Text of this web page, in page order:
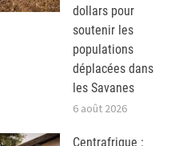
dollars pour
soutenir les
populations
déplacées dans
les Savanes
6 août 2026
Centrafrique :